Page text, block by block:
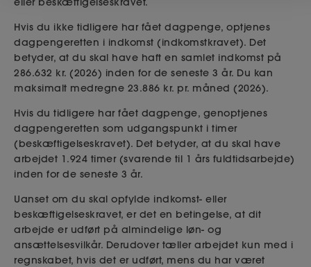
Dokumenter.dk
Hvis du ikke tidligere har fået dagpenge, optjenes
dagpengeretten i indkomst (indkomstkravet). Det
betyder, at du skal have haft en samlet indkomst på
286.632 kr. (2026) inden for de seneste 3 år. Du kan
maksimalt medregne 23.886 kr. pr. måned (2026).
Hvis du tidligere har fået dagpenge, genoptjenes
dagpengeretten som udgangspunkt i timer
(beskæftigelseskravet). Det betyder, at du skal have
arbejdet 1.924 timer (svarende til 1 års fuldtidsarbejde)
inden for de seneste 3 år.
Uanset om du skal opfylde indkomst- eller
beskæftigelseskravet, er det en betingelse, at dit
arbejde er udført på almindelige løn- og
ansættelsesvilkår. Derudover tæller arbejdet kun med i
regnskabet, hvis det er udført, mens du har været